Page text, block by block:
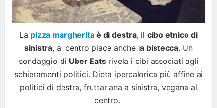
La pizza margherita è di destra, il cibo etnico di
sinistra, al centro piace anche la bistecca. Un
sondaggio di Uber Eatsrivela i cibi associati agli
schieramenti politici. Dieta ipercalorica più affine ai
politici di destra, fruttariana a sinistra, vegana al
centro.